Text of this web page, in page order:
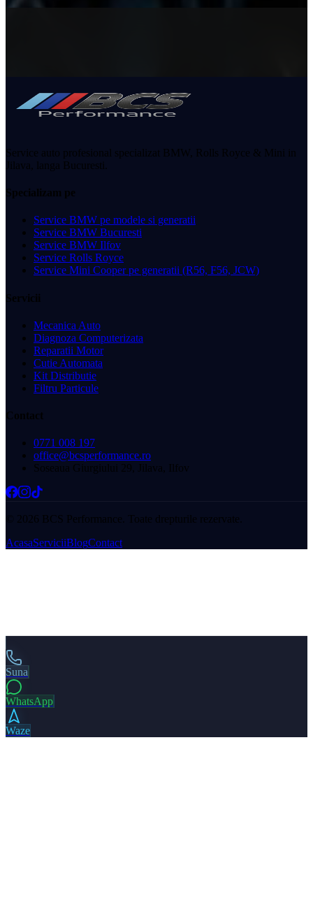
Service auto profesional specializat BMW, Rolls Royce & Mini in
Jilava, langa Bucuresti.
Specializam pe
Service BMW pe modele si generatii
Service BMW Bucuresti
Service BMW Ilfov
Service Rolls Royce
Service Mini Cooper pe generatii (R56, F56, JCW)
Servicii
Mecanica Auto
Diagnoza Computerizata
Reparatii Motor
Cutie Automata
Kit Distributie
Filtru Particule
Contact
0771 008 197
office@bcsperformance.ro
Soseaua Giurgiului 29, Jilava, Ilfov
© 2026 BCS Performance. Toate drepturile rezervate.
AcasaServiciiBlogContact
Suna
WhatsApp
Waze